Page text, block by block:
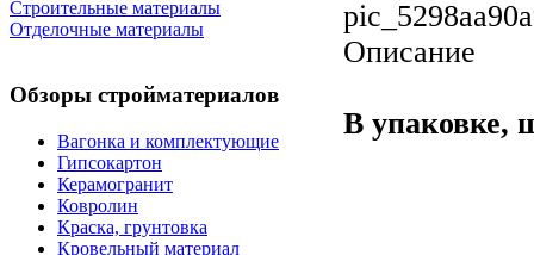
Строительные материалы
Отделочные материалы
Обзоры стройматериалов
Вагонка и комплектующие
Гипсокартон
Керамогранит
Ковролин
Краска, грунтовка
Кровельный материал
Описание
В упаковке,